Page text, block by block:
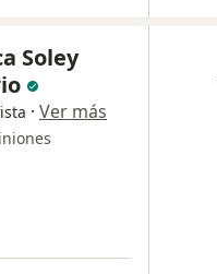
Soley
· Ver más